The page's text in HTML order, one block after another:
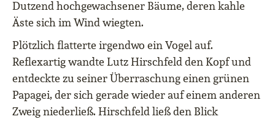
Dutzend hochgewachsener Bäume, deren kahle
Äste sich im Wind wiegten.
Plötzlich flatterte irgendwo ein Vogel auf.
Reflexartig wandte Lutz Hirschfeld den Kopf und
entdeckte zu seiner Überraschung einen grünen
Papagei, der sich gerade wieder auf einem anderen
Zweig niederließ. Hirschfeld ließ den Blick